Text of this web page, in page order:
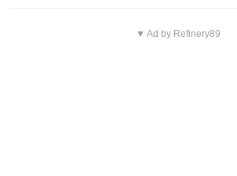
▼ Ad by Refinery89